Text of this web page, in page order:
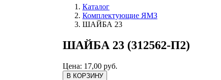
Каталог
Комплектующие ЯМЗ
ШАЙБА 23
ШАЙБА 23 (312562-П2)
Цена: 17,00 руб.
В КОРЗИНУ